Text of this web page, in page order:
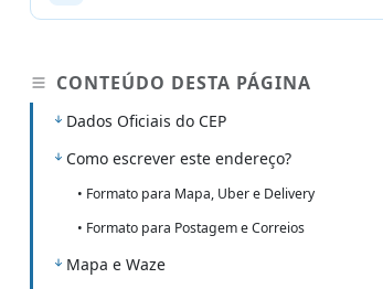
CONTEÚDO DESTA PÁGINA
Dados Oficiais do CEP
Como escrever este endereço?
• Formato para Mapa, Uber e Delivery
• Formato para Postagem e Correios
Mapa e Waze